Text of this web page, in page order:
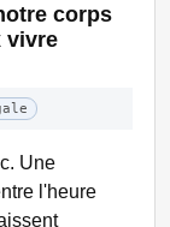
corps
vivre
Une
l'heure